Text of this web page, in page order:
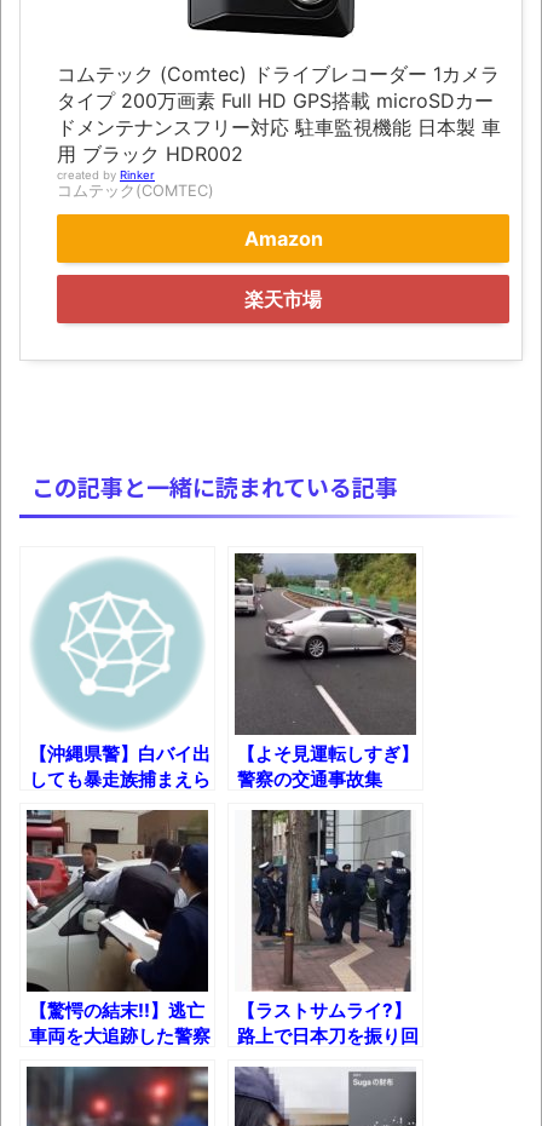
『FF15』が発売10周年！ノクティスフィギ
ュアなどが当たる記念くじが登場です
みんななんだかんだ言ってお金持ってんじ
ゃん
「アメリカのヤンキーがアジア人にケンカ
を売った結果ｗｗｗ」 ほか
【読書感想】山野辺太郎『いつか深い穴に
落ちるまで』
マケイン9巻＆アニメ公式ガイド感想
独学で挑んだ2026年二級建築士学科試験結
果速報（仮）
体験談：仕事で同じビルの中に入っている
グループ会社の嫁子 [ほのぼの]
葉月つばさちゃん、昔から見てるんだけど
かなりお姉さんになったね
壊れたエアコンと歌えないボク
バージョンアップ情報更新 AOMEI
Backupper Standard 8.3.0 などバージョンア
ップ
高嶋ちさ子、ダウン症の姉が暴行事件！事
件の一部始終と衝撃の結末
【呆然】北海道旅行ワイ「ウニイクラ丼特
盛で食うぞ！！！うおおおおおおお
お！！！！！」→結
果･････････････････････････････
コムテック (Comtec) ドライブレコーダー 1カメラ
タイプ 200万画素 Full HD GPS搭載 microSDカー
ドメンテナンスフリー対応 駐車監視機能 日本製 車
用 ブラック HDR002
created by Rinker
コムテック(COMTEC)
Amazon
楽天市場
この記事と一緒に読まれている記事
【沖縄県警】白バイ出
しても暴走族捕まえら
れないからパトカーで
突っ込んだったｗ
【よそ見運転しすぎ】
警察の交通事故集
【驚愕の結末!!】逃亡
車両を大追跡した警察
の末路……
【ラストサムライ?】
路上で日本刀を振り回
す迷惑極まりない輩